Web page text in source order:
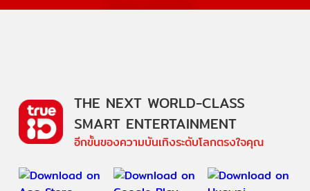
THE NEXT WORLD-CLASS
SMART ENTERTAINMENT
อีกขั้นของความบันเทิงระดับโลกตรงใจคุณ